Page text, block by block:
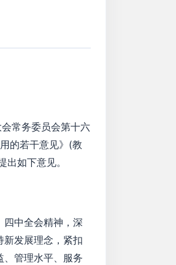
常务委员会第十六
的若干意见》(教
如下意见。
四中全会精神，深
新发展理念，紧扣
管理水平、服务